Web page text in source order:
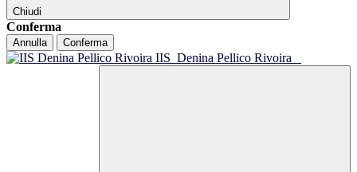
Chiudi
Conferma
Annulla Conferma
IIS Denina Pellico Rivoira